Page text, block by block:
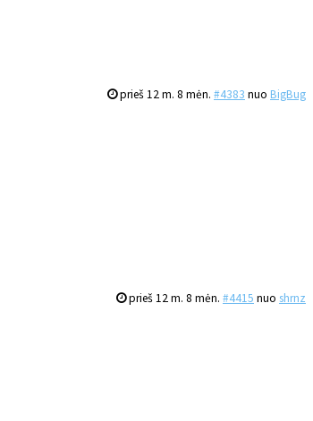
prieš 12 m. 8 mėn. #4383 nuo BigBug
prieš 12 m. 8 mėn. #4415 nuo shrnz